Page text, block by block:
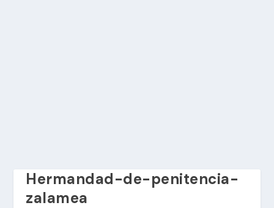
Hermandad-de-penitencia-
zalamea